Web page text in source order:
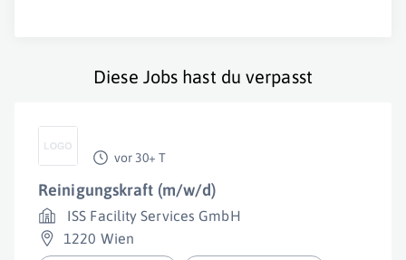
Diese Jobs hast du verpasst
vor 30+ T
Reinigungskraft (m/w/d)
ISS Facility Services GmbH
1220 Wien